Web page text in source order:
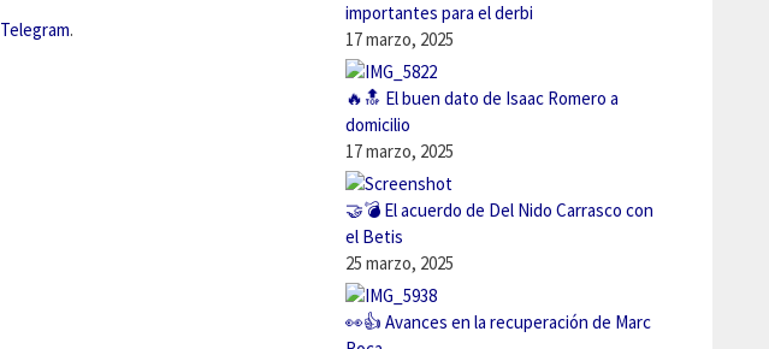
Telegram.
importantes para el derbi
17 marzo, 2025
🔥🔝 El buen dato de Isaac Romero a
domicilio
17 marzo, 2025
🤝💣 El acuerdo de Del Nido Carrasco con
el Betis
25 marzo, 2025
👀👍 Avances en la recuperación de Marc